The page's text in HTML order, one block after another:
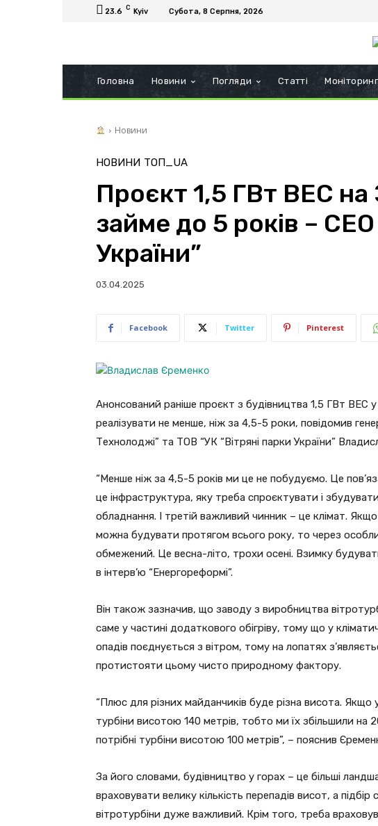
23.6 C Kyiv Субота, 8 Серпня, 2026
Головна Новини Погляди Статті Моніторинг
Новини
НОВИНИ ТОП_UA
Проєкт 1,5 ГВт ВЕС на
займе до 5 років – СЕО
України”
03.04.2025
Facebook Twitter Pinterest
Анонсований раніше проєкт з будівництва 1,5 ГВт ВЕС
реалізувати не менше, ніж за 4,5-5 роки, повідомив
Технолоджі” та ТОВ “УК “Вітряні парки України”
“Менше ніж за 4,5-5 років ми це не побудуємо. Це
це інфраструктура, яку треба спроєктувати і
обладнання. І третій важливий чинник – це клімат.
можна будувати протягом всього року, то через
обмежений. Це весна-літо, трохи осені. Взимку
в інтерв’ю “Енергореформі”.
Він також зазначив, що заводу з виробництва
саме у частині додаткового обігріву, тому що у
опадів поєднується з вітром, тому на лопатях
протистояти цьому чисто природному фактору.
“Плюс для різних майданчиків буде різна висота.
турбіни висотою 140 метрів, тобто ми їх збільшили на
потрібні турбіни висотою 100 метрів”, – пояснив
За його словами, будівництво у горах – це більші
враховувати велику кількість перепадів висот, а
вітротурбіни дуже важливий. Крім того, треба